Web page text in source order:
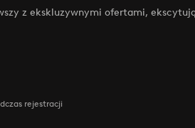
z ekskluzywnymi ofertami,
rejestracji